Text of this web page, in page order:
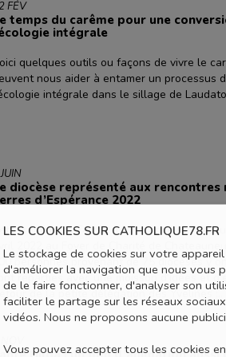
FÉV
temps du carême pour une
intégrale
quelques outils ou façons de vivre le
nous aider à entamer un processus
intégrale dans le sillage de
diocèse représenté aux rencontres
d’Espérance 2022
Cette rencontre Terres d’espérance s’est
avril 2022 au Foyer de Charité de
500 personnes provenant de 75 diocèses y
sont reparties avec une moisson d'idées et
Retour de la petite délégation des Yvelines :..
LES COOKIES SUR CATHOLIQUE78.FR
Le stockage de cookies sur votre
d'améliorer la navigation que nous vous
de le faire fonctionner, d'analyser son
faciliter le partage sur les réseaux
vidéos. Nous ne proposons aucune
Vous pouvez accepter tous les cookies